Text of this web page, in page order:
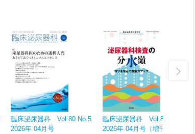
臨床泌尿器科 Vol.80 No.5
2026年 04月号
臨床泌尿器科 Vol.80 No.4
2026年 04月号（増刊号）